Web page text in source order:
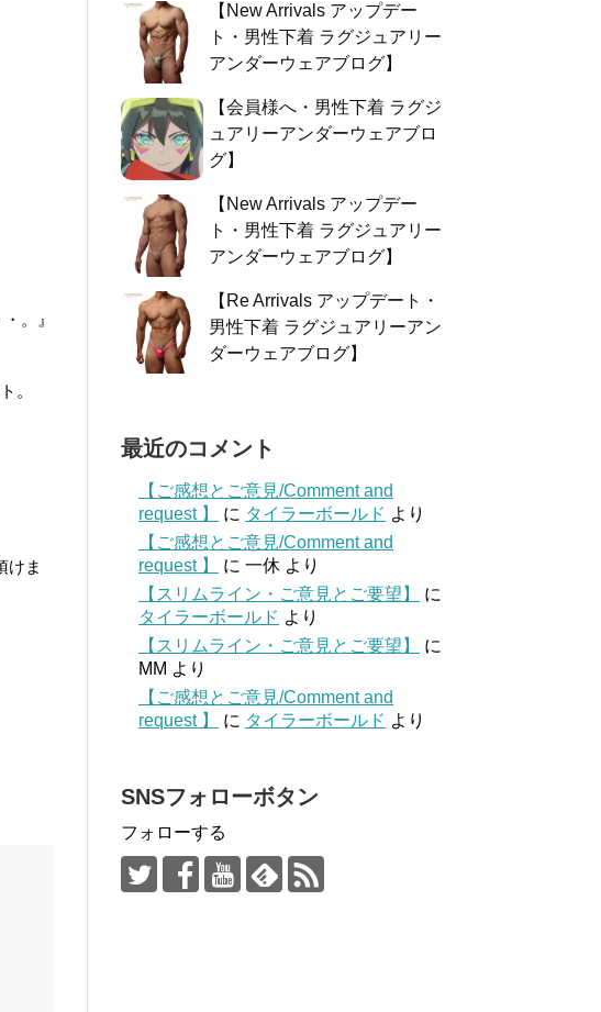
。』
。
けま
【New Arrivals アップデー
ト・男性下着 ラグジュアリー
アンダーウェアブログ】
【会員様へ・男性下着 ラグジ
ュアリーアンダーウェアブロ
グ】
【New Arrivals アップデー
ト・男性下着 ラグジュアリー
アンダーウェアブログ】
【Re Arrivals アップデート・
男性下着 ラグジュアリーアン
ダーウェアブログ】
最近のコメント
【ご感想とご意見/Comment and
request 】
に タイラーボールド より
【ご感想とご意見/Comment and
request 】
に 一休 より
【スリムライン・ご意見とご要望】
に
タイラーボールド より
【スリムライン・ご意見とご要望】
に
MM より
【ご感想とご意見/Comment and
request 】
に タイラーボールド より
SNSフォローボタン
フォローする